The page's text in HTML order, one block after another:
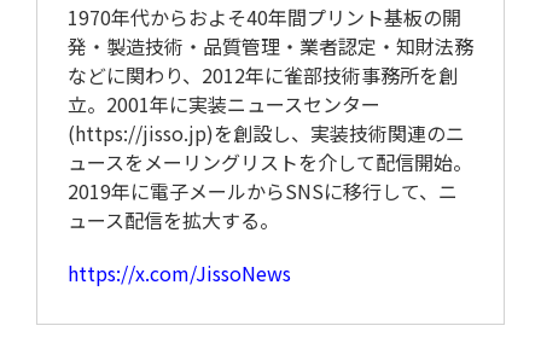
1970年代からおよそ40年間プリント基板の開
発・製造技術・品質管理・業者認定・知財法務
などに関わり、2012年に雀部技術事務所を創
立。2001年に実装ニュースセンター
(https://jisso.jp)を創設し、実装技術関連のニ
ュースをメーリングリストを介して配信開始。
2019年に電子メールからSNSに移行して、ニ
ュース配信を拡大する。
https://x.com/JissoNews